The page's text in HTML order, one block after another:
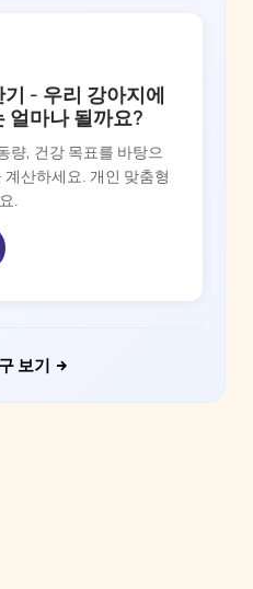
- 우리 강아지에
얼마나 될까요?
량, 건강 목표를 바탕으
산하세요. 개인 맞춤형
.
보기